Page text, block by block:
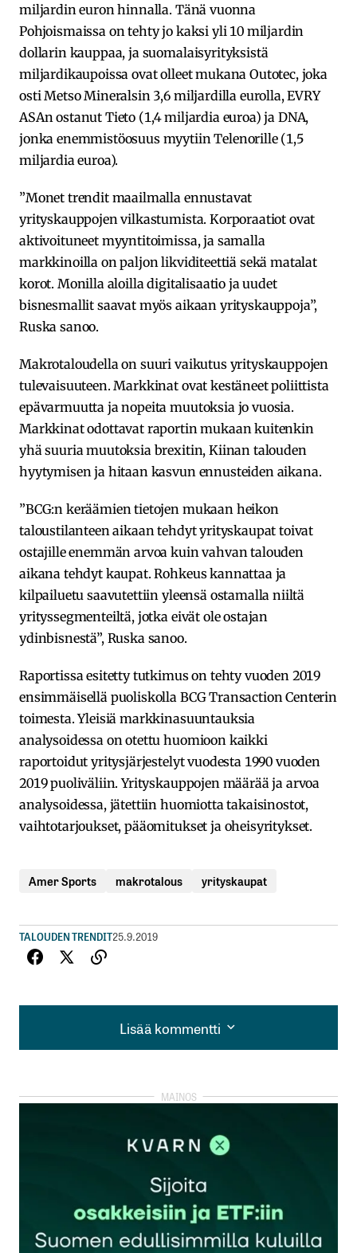
miljardin euron hinnalla. Tänä vuonna
Pohjoismaissa on tehty jo kaksi yli 10 miljardin
dollarin kauppaa, ja suomalaisyrityksistä
miljardikaupoissa ovat olleet mukana Outotec, joka
osti Metso Mineralsin 3,6 miljardilla eurolla, EVRY
ASAn ostanut Tieto (1,4 miljardia euroa) ja DNA,
jonka enemmistöosuus myytiin Telenorille (1,5
miljardia euroa).
”Monet trendit maailmalla ennustavat
yrityskauppojen vilkastumista. Korporaatiot ovat
aktivoituneet myyntitoimissa, ja samalla
markkinoilla on paljon likviditeettiä sekä matalat
korot. Monilla aloilla digitalisaatio ja uudet
bisnesmallit saavat myös aikaan yrityskauppoja”,
Ruska sanoo.
Makrotaloudella on suuri vaikutus yrityskauppojen
tulevaisuuteen. Markkinat ovat kestäneet poliittista
epävarmuutta ja nopeita muutoksia jo vuosia.
Markkinat odottavat raportin mukaan kuitenkin
yhä suuria muutoksia brexitin, Kiinan talouden
hyytymisen ja hitaan kasvun ennusteiden aikana.
”BCG:n keräämien tietojen mukaan heikon
taloustilanteen aikaan tehdyt yrityskaupat toivat
ostajille enemmän arvoa kuin vahvan talouden
aikana tehdyt kaupat. Rohkeus kannattaa ja
kilpailuetu saavutettiin yleensä ostamalla niiltä
yrityssegmenteiltä, jotka eivät ole ostajan
ydinbisnestä”, Ruska sanoo.
Raportissa esitetty tutkimus on tehty vuoden 2019
ensimmäisellä puoliskolla BCG Transaction Centerin
toimesta. Yleisiä markkinasuuntauksia
analysoidessa on otettu huomioon kaikki
raportoidut yritysjärjestelyt vuodesta 1990 vuoden
2019 puoliväliin. Yrityskauppojen määrää ja arvoa
analysoidessa, jätettiin huomiotta takaisinostot,
vaihtotarjoukset, pääomitukset ja oheisyritykset.
Amer Sports makrotalous yrityskaupat
TALOUDEN TRENDIT25.9.2019
Lisää kommentti
Lisää kommentti
kirjautua
rekisteröityä